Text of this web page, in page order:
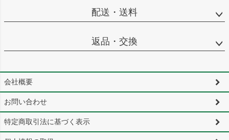
配送・送料
返品・交換
会社概要
お問い合わせ
特定商取引法に基づく表示